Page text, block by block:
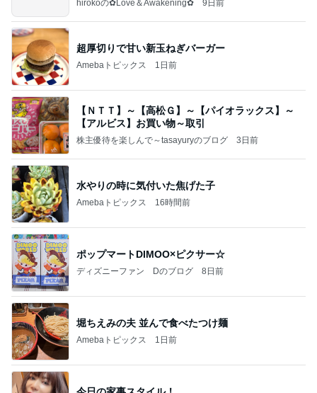
hirokoの✿Love＆Awakening✿ 9日前
超厚切りで甘い新玉ねぎバーガー
Amebaトピックス 1日前
【ＮＴＴ】～【高松Ｇ】～【パイオラックス】～
【アルビス】お買い物～取引
株主優待を楽しんで～tasayuryのブログ 3日前
水やりの時に気付いた焦げた子
Amebaトピックス 16時間前
ポップマートDIMOO×ピクサー☆
ディズニーファン Dのブログ 8日前
堀ちえみの夫 並んで食べたつけ麺
Amebaトピックス 1日前